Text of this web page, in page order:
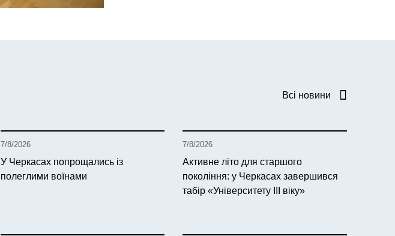
Всі новини
7/8/2026
У Черкасах попрощались із
полеглими воїнами
7/8/2026
Активне літо для старшого
покоління: у Черкасах завершився
табір «Університету ІІІ віку»